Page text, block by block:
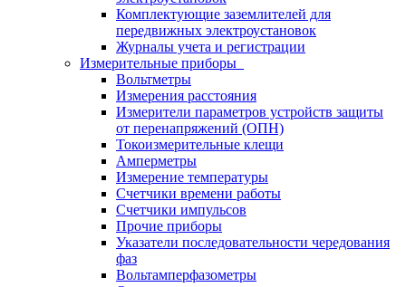
Комплектующие заземлителей для
передвижных электроустановок
Журналы учета и регистрации
Измерительные приборы
Вольтметры
Измерения расстояния
Измерители параметров устройств защиты
от перенапряжений (ОПН)
Токоизмерительные клещи
Амперметры
Измерение температуры
Счетчики времени работы
Счетчики импульсов
Прочие приборы
Указатели последовательности чередования
фаз
Вольтамперфазометры